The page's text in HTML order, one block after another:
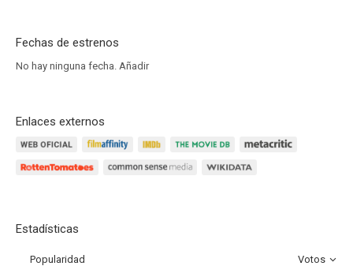
Fechas de estrenos
No hay ninguna fecha. Añadir
Enlaces externos
Estadísticas
Popularidad Votos